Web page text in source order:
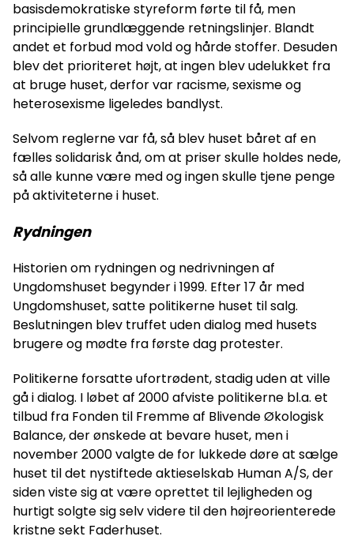
basisdemokratiske styreform førte til få, men
principielle grundlæggende retningslinjer. Blandt
andet et forbud mod vold og hårde stoffer. Desuden
blev det prioriteret højt, at ingen blev udelukket fra
at bruge huset, derfor var racisme, sexisme og
heterosexisme ligeledes bandlyst.
Selvom reglerne var få, så blev huset båret af en
fælles solidarisk ånd, om at priser skulle holdes nede,
så alle kunne være med og ingen skulle tjene penge
på aktiviteterne i huset.
Rydningen
Historien om rydningen og nedrivningen af
Ungdomshuset begynder i 1999. Efter 17 år med
Ungdomshuset, satte politikerne huset til salg.
Beslutningen blev truffet uden dialog med husets
brugere og mødte fra første dag protester.
Politikerne forsatte ufortrødent, stadig uden at ville
gå i dialog. I løbet af 2000 afviste politikerne bl.a. et
tilbud fra Fonden til Fremme af Blivende Økologisk
Balance, der ønskede at bevare huset, men i
november 2000 valgte de for lukkede døre at sælge
huset til det nystiftede aktieselskab Human A/S, der
siden viste sig at være oprettet til lejligheden og
hurtigt solgte sig selv videre til den højreorienterede
kristne sekt Faderhuset.